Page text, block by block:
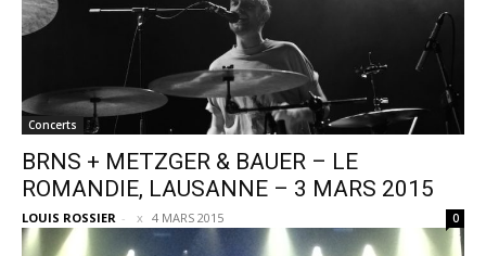
Concerts
BRNS + METZGER & BAUER – LE
ROMANDIE, LAUSANNE – 3 MARS 2015
LOUIS ROSSIER - 4 MARS 2015 0